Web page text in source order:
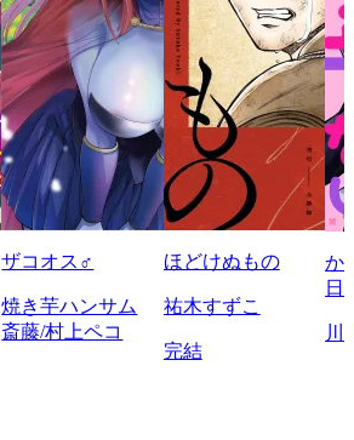
ザコオス♂
焼き芋ハンサム
斎藤/村上ペコ
ほどけぬもの
祐木すずこ
完結
か
日
川